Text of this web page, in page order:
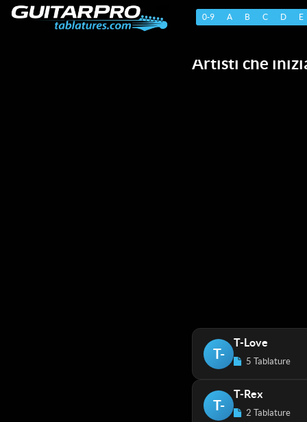
0-9 A B C D E
Artisti che
T-
T-Love
5 Tablature
T-
T-Rex
2 Tablature